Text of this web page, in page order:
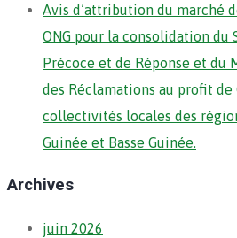
Avis d’attribution du marché
ONG pour la consolidation du
Précoce et de Réponse et du
des Réclamations au profit de
collectivités locales des
Guinée et Basse Guinée.
Archives
juin 2026